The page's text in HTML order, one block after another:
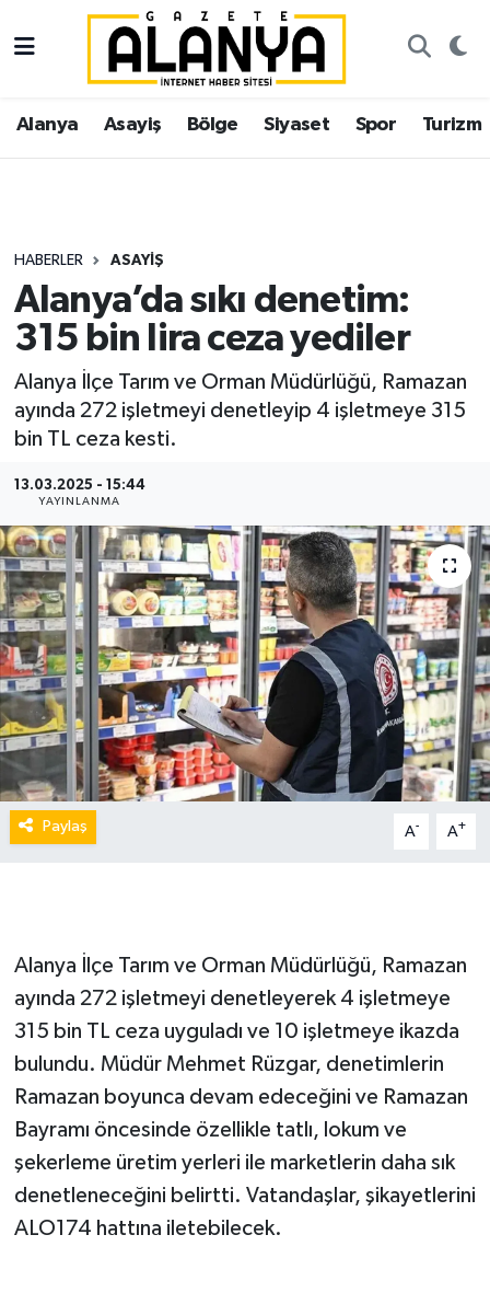
Alanya Asayiş Bölge Siyaset Spor Turizm
HABERLER ASAYIŞ
Alanya’da sıkı denetim:
315 bin lira ceza yediler
Alanya İlçe Tarım ve Orman Müdürlüğü, Ramazan
ayında 272 işletmeyi denetleyip 4 işletmeye 315
bin TL ceza kesti.
13.03.2025 - 15:44
YAYINLANMA
Paylaş A- A+
Alanya İlçe Tarım ve Orman Müdürlüğü, Ramazan
ayında 272 işletmeyi denetleyerek 4 işletmeye
315 bin TL ceza uyguladı ve 10 işletmeye ikazda
bulundu. Müdür Mehmet Rüzgar, denetimlerin
Ramazan boyunca devam edeceğini ve Ramazan
Bayramı öncesinde özellikle tatlı, lokum ve
şekerleme üretim yerleri ile marketlerin daha sık
denetleneceğini belirtti. Vatandaşlar, şikayetlerini
ALO174 hattına iletebilecek.
Alanya
Asayiş
Siyaset
Spor
Ekonomi
İstanbul Nöbetçi Eczaneler
İstanbul Hava Durumu
Süper Lig Puan Durumu ve Fikstür
Tüm Manşetler
Haber Arşivi